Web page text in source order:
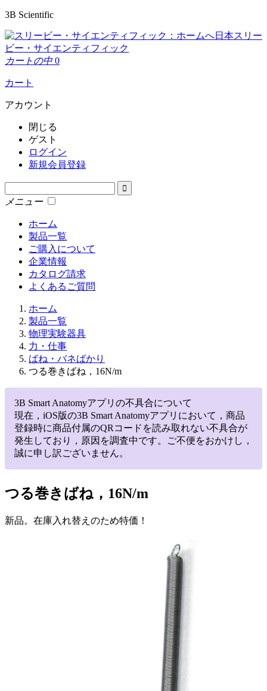
3B Scientific
日本スリー
ビー・サイエンティフィック
カートの中 0
カート
アカウント
閉じる
ゲスト
ログイン
新規会員登録
メニュー
ホーム
製品一覧
ご購入について
企業情報
カタログ請求
よくあるご質問
ホーム
製品一覧
物理実験器具
力・仕事
ばね・バネばかり
つる巻きばね，16N/m
3B Smart Anatomyアプリの不具合について
現在，iOS版の3B Smart Anatomyアプリにおいて，商品
登録時に商品付属のQRコードを読み取れない不具合が
発生しており，原因を調査中です。ご不便をおかけし，
誠に申し訳ございません。
つる巻きばね，16N/m
新品。在庫入れ替えのため特価！